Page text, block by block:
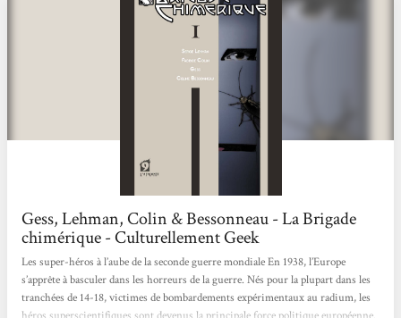
Gess, Lehman, Colin & Bessonneau - La Brigade
chimérique - Culturellement Geek
Les super-héros à l’aube de la seconde guerre mondiale En 1938, l’Europe
s’apprête à basculer dans les horreurs de la guerre. Nés pour la plupart dans les
tranchées de 14-18, victimes de bombardements expérimentaux au radium, les